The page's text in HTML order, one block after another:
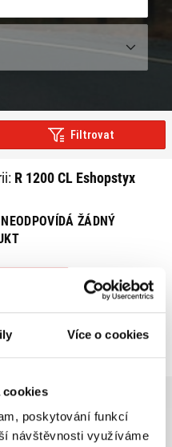
Více o cookies
cookies
poskytování funkcí
návštěvnosti využíváme
Filtrovat
R 1200 CL Eshopstyx
ŽÁDNÝ